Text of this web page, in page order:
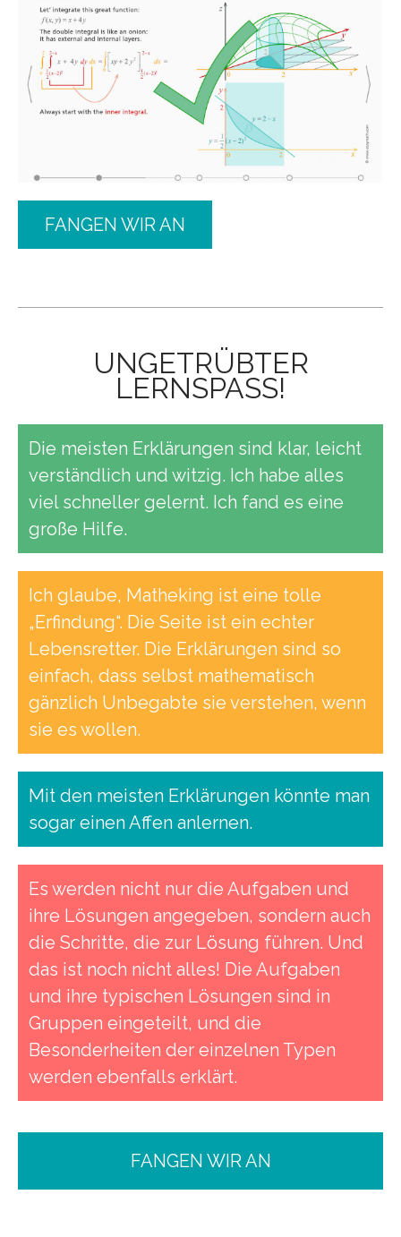
FANGEN WIR AN
UNGETRÜBTER
LERNSPASS!
Die meisten Erklärungen sind klar, leicht
verständlich und witzig. Ich habe alles
viel schneller gelernt. Ich fand es eine
große Hilfe.
Ich glaube, Matheking ist eine tolle
„Erfindung“. Die Seite ist ein echter
Lebensretter. Die Erklärungen sind so
einfach, dass selbst mathematisch
gänzlich Unbegabte sie verstehen, wenn
sie es wollen.
Mit den meisten Erklärungen könnte man
sogar einen Affen anlernen.
Es werden nicht nur die Aufgaben und
ihre Lösungen angegeben, sondern auch
die Schritte, die zur Lösung führen. Und
das ist noch nicht alles! Die Aufgaben
und ihre typischen Lösungen sind in
Gruppen eingeteilt, und die
Besonderheiten der einzelnen Typen
werden ebenfalls erklärt.
FANGEN WIR AN